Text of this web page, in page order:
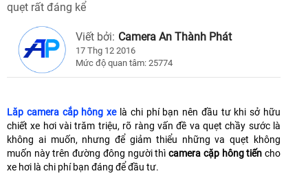
quẹt rất đáng kể
Viết bởi: Camera An Thành Phát
17 Thg 12 2016
Mức độ quan tâm: 25774
Lăp camera cắp hông xelà chi phí bạn nên đầu tư khi sở hữu
chiết xe hơi vài trăm triệu, rõ ràng vấn đề va quẹt chầy sước là
không ai muốn, nhưng để giảm thiểu những va quẹt không
muốn này trên đường đông người thìcamera cặp hông tiến cho
xe hơi là chi phí bạn đáng để đầu tư.